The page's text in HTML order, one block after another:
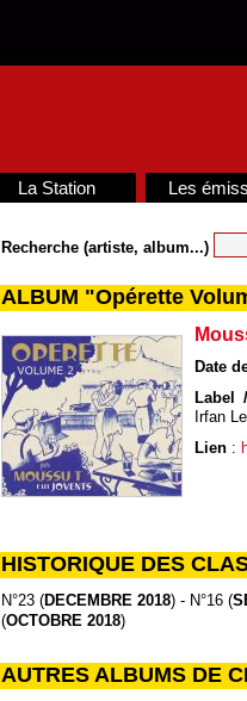
La Station Les
Recherche (artiste, album...)
ALBUM "Opérette
Date
Label
Irfan
Lien:
HISTORIQUE DES
N°23 (DECEMBRE 2018) - N°16 (
(OCTOBRE 2018)
AUTRES ALBUMS DE